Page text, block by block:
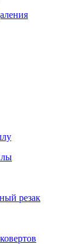
резак